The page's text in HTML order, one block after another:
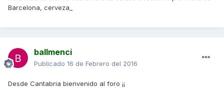
Barcelona, cerveza_
ballmenci
Publicado 16 de Febrero del 2016
Desde Cantabria bienvenido al foro ¡¡